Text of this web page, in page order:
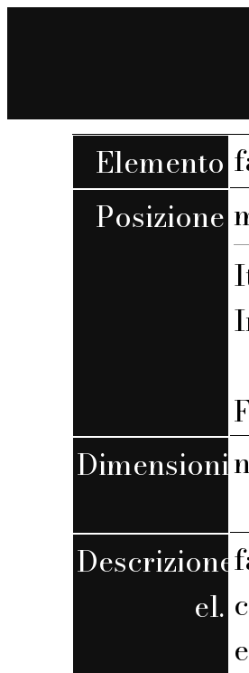
Elemento
Posizione
Dimensioni
Descrizione
el.